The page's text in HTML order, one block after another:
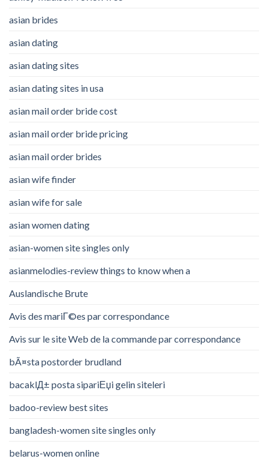
asian brides
asian dating
asian dating sites
asian dating sites in usa
asian mail order bride cost
asian mail order bride pricing
asian mail order brides
asian wife finder
asian wife for sale
asian women dating
asian-women site singles only
asianmelodies-review things to know when a
Auslandische Brute
Avis des mariГ©es par correspondance
Avis sur le site Web de la commande par correspondance
bÃ¤sta postorder brudland
bacaklД± posta sipariЕџi gelin siteleri
badoo-review best sites
bangladesh-women site singles only
belarus-women online